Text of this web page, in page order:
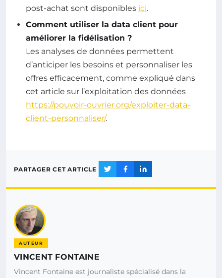
post-achat sont disponibles ici.
Comment utiliser la data client pour
améliorer la fidélisation ?
Les analyses de données permettent
d’anticiper les besoins et personnaliser les
offres efficacement, comme expliqué dans
cet article sur l’exploitation des données
https://pouvoir-ouvrier.org/exploiter-data-
client-personnaliser/.
PARTAGER CET ARTICLE
AUTEUR
VINCENT FONTAINE
Vincent Fontaine est journaliste spécialisé dans la